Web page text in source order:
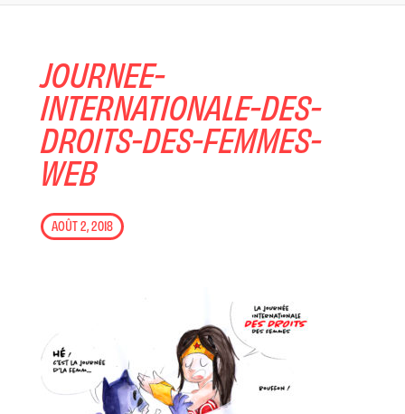
JOURNEE-
INTERNATIONALE-DES-
DROITS-DES-FEMMES-
WEB
AOÛT 2, 2018